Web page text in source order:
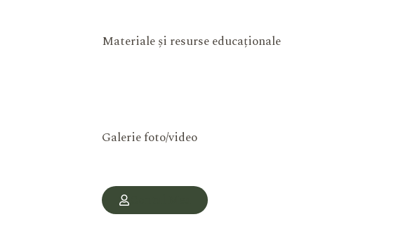
Materiale și resurse educaționale
Galerie foto/video